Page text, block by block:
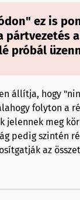
ez is
pártvezetés
próbál
állítja, hogy
folyton a
jelennek meg
pedig szintén
az